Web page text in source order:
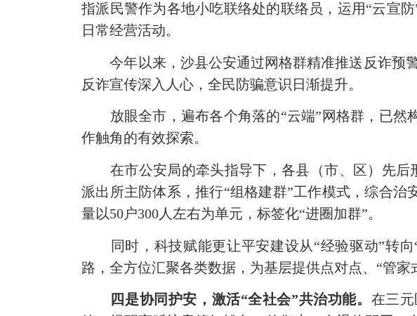
指派民警作为各地小吃联络处的联络员，运用“云宣
日常经营活动。
今年以来，沙县公安通过网格群精准推送反诈预
反诈宣传深入人心，全民防骗意识日渐提升。
放眼全市，遍布各个角落的“云端”网格群，已然
作触角的有效探索。
在市公安局的牵头指导下，各县（市、区）先后
派出所主防体系，推行“组格建群”工作模式，综合
量以50户300人左右为单元，标签化“进圈加群”。
同时，科技赋能更让平安建设从“经验驱动”转
路，全方位汇聚各类数据，为基层提供点对点、“管家
四是协同护安，激活“全社会”共治功能。 在三